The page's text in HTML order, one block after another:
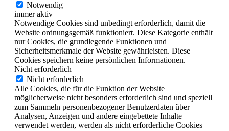
Notwendig
immer aktiv
Notwendige Cookies sind unbedingt erforderlich, damit die
Website ordnungsgemäß funktioniert. Diese Kategorie enthält
nur Cookies, die grundlegende Funktionen und
Sicherheitsmerkmale der Website gewährleisten. Diese
Cookies speichern keine persönlichen Informationen.
Nicht erforderlich
Nicht erforderlich
Alle Cookies, die für die Funktion der Website
möglicherweise nicht besonders erforderlich sind und speziell
zum Sammeln personenbezogener Benutzerdaten über
Analysen, Anzeigen und andere eingebettete Inhalte
verwendet werden, werden als nicht erforderliche Cookies